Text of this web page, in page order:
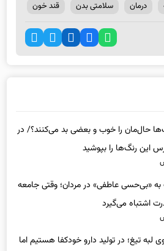
درمان سلامتی بدن قند خون
حال‌مان را خوب و بعضی بد می‌کنند؟/ در
این رنگ‌ها را بپوشید
«بی‌حسی عاطفی» در مردان؛ وقتی جامعه
اشتباه می‌گیرد
لبه تیغ؛ در تولید دارو خودکفا هستیم اما